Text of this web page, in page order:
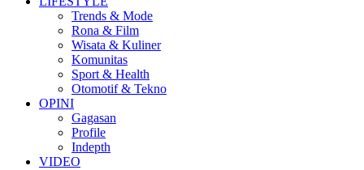
Trends & Mode
Rona & Film
Wisata & Kuliner
Komunitas
Sport & Health
Otomotif & Tekno
OPINI
Gagasan
Profile
Indepth
VIDEO